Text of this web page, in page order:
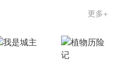
更多+